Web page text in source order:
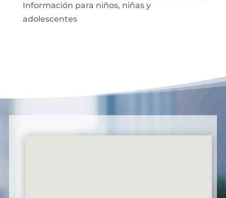
Información para niños, niñas y
adolescentes